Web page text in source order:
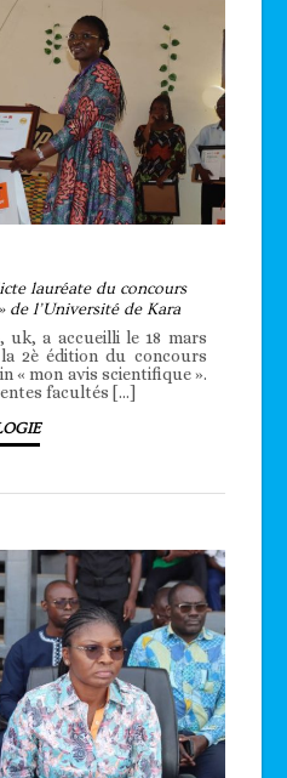
lauréate du concours
de l’Université de Kara
uk, a accueilli le 18 mars
2è édition du concours
« mon avis scientifique ».
facultés […]